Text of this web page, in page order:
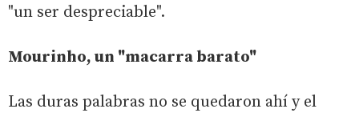
"un ser despreciable".
Mourinho, un "macarra barato"
Las duras palabras no se quedaron ahí y el